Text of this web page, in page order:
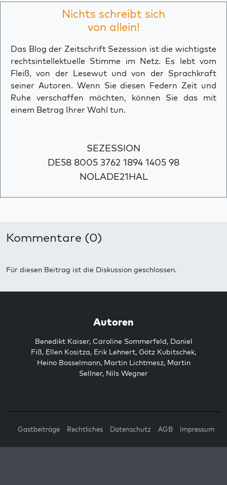
Nichts schreibt sich
von allein!
Das Blog der Zeitschrift Sezession ist die wichtigste
rechtsintellektuelle Stimme im Netz. Es lebt vom
Fleiß, von der Lesewut und von der Sprachkraft
seiner Autoren. Wenn Sie diesen Federn Zeit und
Ruhe verschaffen möchten, können Sie das mit
einem Betrag Ihrer Wahl tun.
SEZESSION
DE58 8005 3762 1894 1405 98
NOLADE21HAL
Kommentare (0)
Für diesen Beitrag ist die Diskussion geschlossen.
Autoren
Benedikt Kaiser, Caroline Sommerfeld, Daniel
Fiß, Ellen Kositza, Erik Lehnert, Götz Kubitschek,
Heino Bosselmann, Martin Lichtmesz, Martin
Sellner, Nils Wegner
Gastbeiträge Rechtliches Datenschutz AGB Impressum